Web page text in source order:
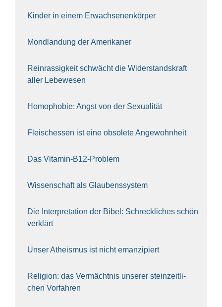
Kin­der in einem Erwach­se­nen­kör­per
Mond­lan­dung der Ame­ri­ka­ner
Rein­ras­sig­keit schwächt die Wider­stands­kraft
aller Lebe­we­sen
Homo­pho­bie: Angst von der Sexua­li­tät
Fleisch­essen ist eine obso­le­te An‍ge‍wohn‍heit
Das Vit­amin-B12-Pro­blem
Wis­sen­schaft als Glau­bens­sys­tem
Die Inter­pre­ta­ti­on der Bibel: Schreck­li­ches schön
ver­klärt
Unser Athe­is­mus ist nicht eman­zi­piert
Reli­gi­on: das Ver­mächt­nis unse­rer stein­zeit­li­
chen Vor­fah­ren